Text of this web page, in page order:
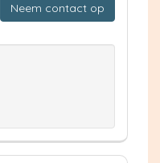
Neem contact op